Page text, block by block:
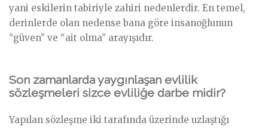
yani eskilerin tabiriyle zahiri nedenlerdir. En temel,
derinlerde olan nedense bana göre insanoğlunun
“güven” ve “ait olma” arayışıdır.
Son zamanlarda yaygınlaşan evlilik
sözleşmeleri sizce evliliğe darbe midir?
Yapılan sözleşme iki tarafında üzerinde uzlaştığı